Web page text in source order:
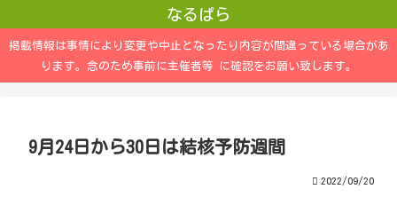
なるぱら
掲載情報は事情により変更や中止となったり内容が間違っている場合があ
ります。念のため事前に主催者等 に確認をお願い致します。
9月24日から30日は結核予防週間
2022/09/20